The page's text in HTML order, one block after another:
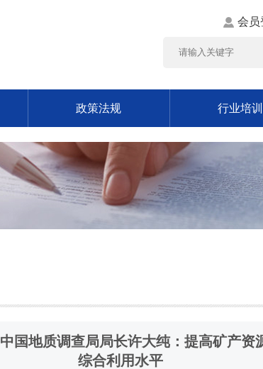
会员
政策法规 行业培训
国地质调查局局长许大纯：提高矿产资
综合利用水平